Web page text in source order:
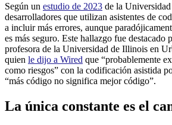
Según un estudio de 2023 de la
desarrolladores que utilizan asistentes de
a incluir más errores, aunque
es más seguro. Este hallazgo fue destacado
profesora de la Universidad de Illinois en
quien le dijo a Wired que “probablemente
como riesgos” con la codificación asistida
“más código no significa mejor código”.
La única constante es el